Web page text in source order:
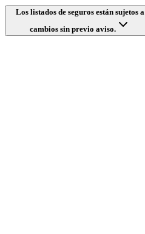
Los listados de seguros están sujetos a
cambios sin previo aviso.